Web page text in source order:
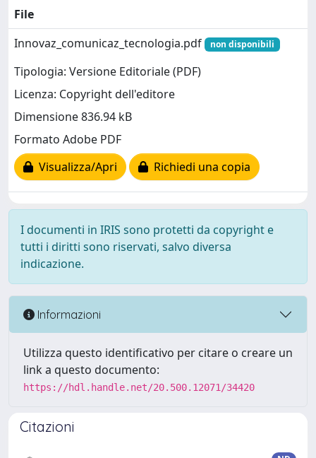
File
Innovaz_comunicaz_tecnologia.pdf
non disponibili
Tipologia: Versione Editoriale (PDF)
Licenza: Copyright dell'editore
Dimensione 836.94 kB
Formato Adobe PDF
Visualizza/Apri
Richiedi una copia
I documenti in IRIS sono protetti da copyright e
tutti i diritti sono riservati, salvo diversa
indicazione.
Informazioni
Utilizza questo identificativo per citare o creare un
link a questo documento:
https://hdl.handle.net/20.500.12071/34420
Citazioni